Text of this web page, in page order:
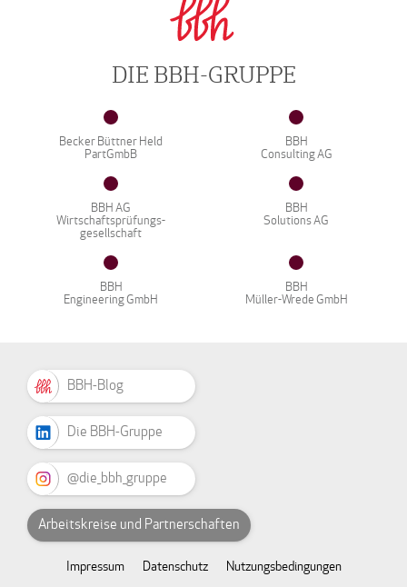
DIE BBH-GRUPPE
Becker Büttner Held
PartGmbB
BBH
Consulting AG
BBH AG
Wirtschaftsprüfungs-
gesellschaft
BBH
Solutions AG
BBH
Engineering GmbH
BBH
Müller-Wrede GmbH
BBH-Blog
Die BBH-Gruppe
@die_bbh_gruppe
Arbeitskreise und Partnerschaften
Impressum Datenschutz Nutzungsbedingungen